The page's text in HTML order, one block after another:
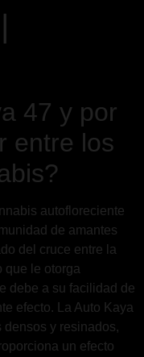
47 y por
entre los
autofloreciente
de amantes
del cruce entre la
que le otorga
debe a su facilidad de
efecto. La Auto Kaya
y resinados,
un efecto